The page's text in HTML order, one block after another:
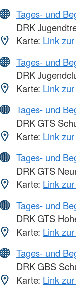
Tages- und
DRK
Karte: Link
Tages- und
DRK
Karte: Link
Tages- und
DRK GTS
Karte: Link
Tages- und
DRK GTS
Karte: Link
Tages- und
DRK GTS
Karte: Link
Tages- und
DRK GBS
Karte: Link